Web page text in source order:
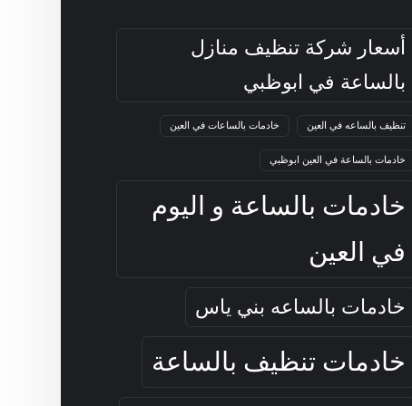
أسعار شركة تنظيف منازل
بالساعة في ابوظبي
تنظيف بالساعه في العين خادمات بالساعات في العين
خادمات بالساعة في العين ابوظبي
خادمات بالساعة و اليوم
في العين
خادمات بالساعه بني ياس
خادمات تنظيف بالساعة